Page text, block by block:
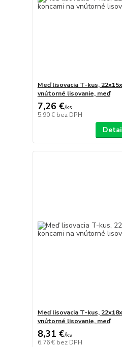
Meď lisovacia T-kus,
vnútorné lisovanie, meď
7,26 €/ks
5,90 € bez DPH
Meď lisovacia T-kus,
vnútorné lisovanie, meď
8,31 €/ks
6,76 € bez DPH